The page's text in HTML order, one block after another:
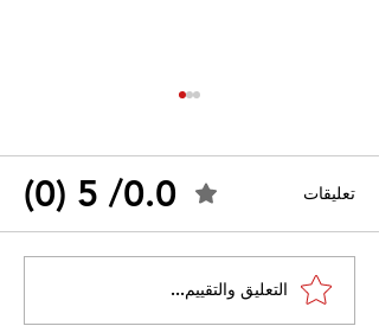
القضاء الإداري يقضي بحل
نقابة "كنابست"
تعليقات 0.0/ 5 (0)
التعليق والتقييم...